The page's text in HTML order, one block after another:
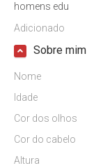
homens edu
Adicionado
Sobre mim
Nome
Idade
Cor dos olhos
Cor do cabelo
Altura